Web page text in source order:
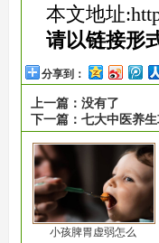
本文地址:
请以链接形
分享到：
上一篇： 没有了
下一篇： 七大中医养
小孩脾胃虚弱怎么